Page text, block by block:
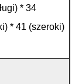
* 34
* 41 (szeroki)